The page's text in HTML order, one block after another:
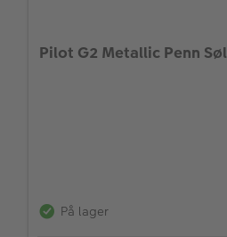
Pilot G2 Metallic Penn
På lager